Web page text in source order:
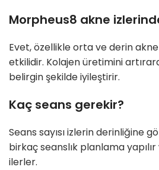
Morpheus8 akne
Evet, özellikle orta ve derin
etkilidir. Kolajen üretimini
belirgin şekilde iyileştirir.
Kaç seans gerekir?
Seans sayısı izlerin derinliğine
birkaç seanslık planlama
ilerler.